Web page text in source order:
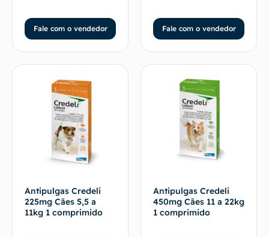
Fale com o vendedor Fale com o vendedor
Antipulgas Credeli
225mg Cães 5,5 a
11kg 1 comprimido
Antipulgas Credeli
450mg Cães 11 a 22kg
1 comprimido